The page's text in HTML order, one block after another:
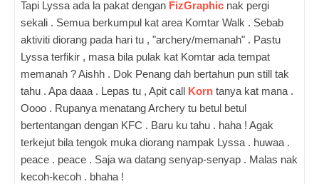
Tapi Lyssa ada la pakat dengan FizGraphic nak pergi
sekali . Semua berkumpul kat area Komtar Walk . Sebab
aktiviti diorang pada hari tu , "archery/memanah" . Pastu
Lyssa terfikir , masa bila pulak kat Komtar ada tempat
memanah ? Aishh . Dok Penang dah bertahun pun still tak
tahu . Apa daaa . Lepas tu , Apit call Korn tanya kat mana .
Oooo . Rupanya menatang Archery tu betul betul
bertentangan dengan KFC . Baru ku tahu . haha ! Agak
terkejut bila tengok muka diorang nampak Lyssa . huwaa .
peace . peace . Saja wa datang senyap-senyap . Malas nak
kecoh-kecoh . bhaha !